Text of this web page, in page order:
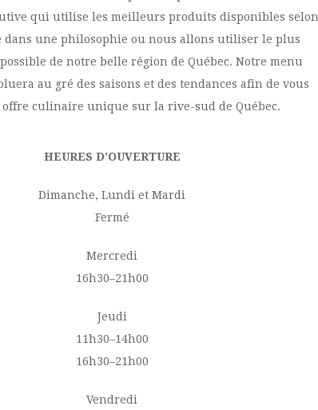
qui utilise les meilleurs produits disponibles selon
dans une philosophie ou nous allons utiliser le plus
de notre belle région de Québec. Notre menu
au gré des saisons et des tendances afin de vous
culinaire unique sur la rive-sud de Québec.
HEURES D’OUVERTURE
Dimanche, Lundi et Mardi
Fermé
Mercredi
16h30–21h00
Jeudi
11h30–14h00
16h30–21h00
Vendredi